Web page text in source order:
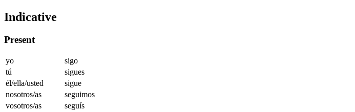
Indicative
Present
yo
sigo
tú
sigues
él/ella/usted
sigue
nosotros/as
seguimos
vosotros/as
seguís